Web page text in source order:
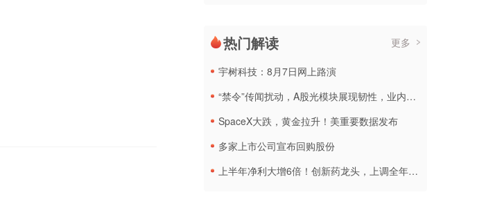
热门解读 更多
宇树科技：8月7日网上路演
“禁令”传闻扰动，A股光模块展现韧性，业内人士：预计落地难度大
SpaceX大跌，黄金拉升！美重要数据发布
多家上市公司宣布回购股份
上半年净利大增6倍！创新药龙头，上调全年营收预测